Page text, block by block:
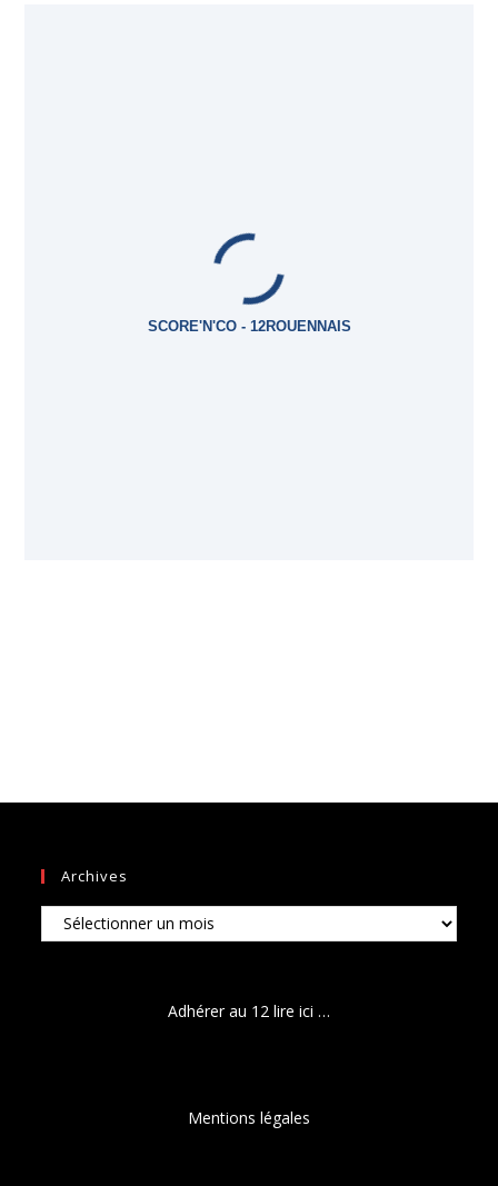
SCORE'N'CO - 12ROUENNAIS
Archives
Archives
Adhérer au 12 lire ici …
Mentions légales